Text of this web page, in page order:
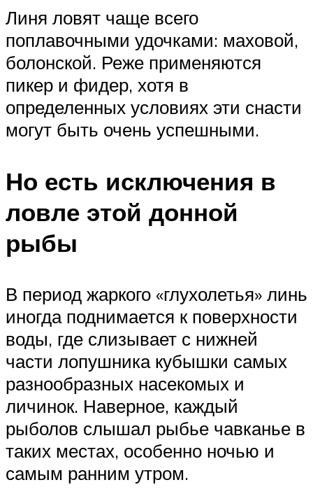
Линя ловят чаще всего
поплавочными удочками: маховой,
болонской. Реже применяются
пикер и фидер, хотя в
определенных условиях эти снасти
могут быть очень успешными.
Но есть исключения в
ловле этой донной
рыбы
В период жаркого «глухолетья» линь
иногда поднимается к поверхности
воды, где слизывает с нижней
части лопушника кубышки самых
разнообразных насекомых и
личинок. Наверное, каждый
рыболов слышал рыбье чавканье в
таких местах, особенно ночью и
самым ранним утром.